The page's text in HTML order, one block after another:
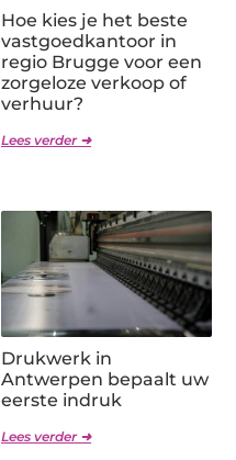
Hoe kies je het beste
vastgoedkantoor in
regio Brugge voor een
zorgeloze verkoop of
verhuur?
Lees verder ➜
Drukwerk in
Antwerpen bepaalt uw
eerste indruk
Lees verder ➜